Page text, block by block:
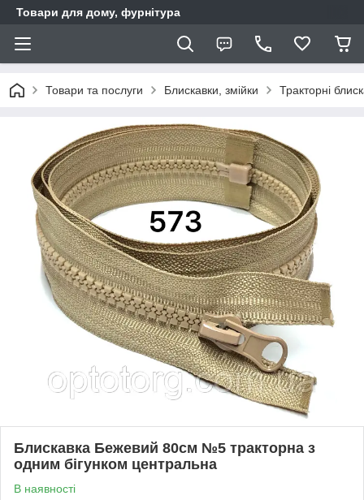
Товари для дому, фурнітура
Товари та послуги Блискавки, змійки Тракторні
Блискавка Бежевий 80см №5 тракторна з
одним бігунком центральна
В наявності